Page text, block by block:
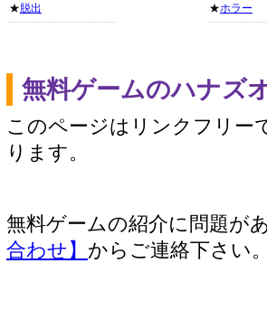
★ 脱出 ★ホラー
無料ゲームのハナズ
このページはリンクフリー
ります。
無料ゲームの紹介に問題が
合わせ】 からご連絡下さい。